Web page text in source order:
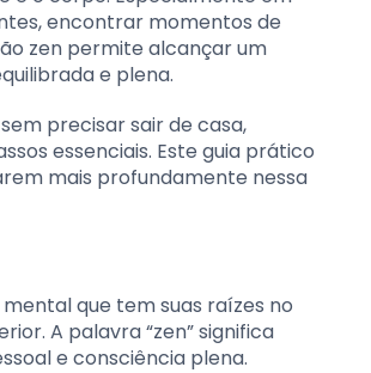
encontrar momentos de
zen permite alcançar um
e plena.
precisar sair de casa,
essenciais. Este guia prático
mais profundamente nessa
que tem suas raízes no
A palavra “zen” significa
e consciência plena.